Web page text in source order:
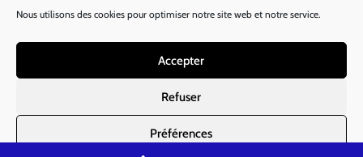
Nous utilisons des cookies pour optimiser notre site web et notre service.
Accepter
Refuser
Préférences
MarquesPartenaires :